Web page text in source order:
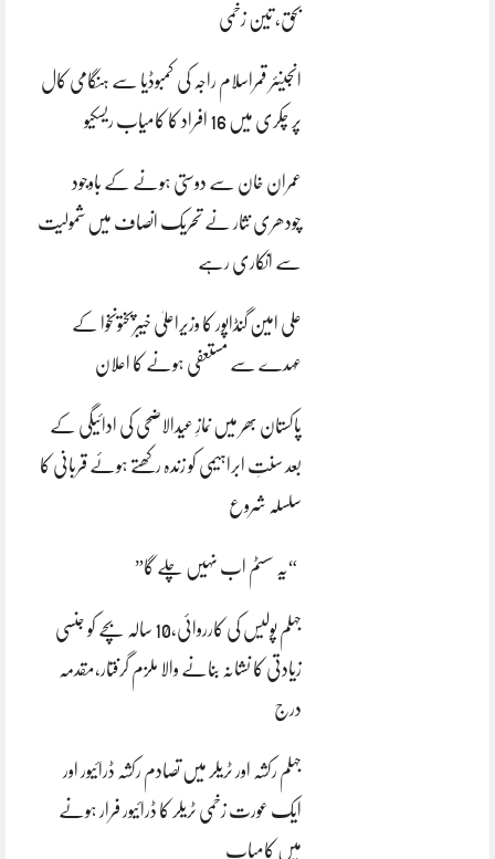
بحق، تین زخمی
انجینئر قمراسلام راجہ کی کمبوڈیا سے ہنگامی کال
پر چکری میں 16 افراد کا کامیاب ریسکیو
عمران خان سے دوستی ہونے کے باوجود
چودھری نثار نے تحریک انصاف میں شمولیت
سے انکاری رہے
علی امین گنڈاپور کا وزیراعلیٰ خیبرپختونخوا کے
عہدے سے مستعفی ہونے کا اعلان
پاکستان بھر میں نمازِ عیدالاضحی کی ادائیگی کے
بعد سنتِ ابراہیمی کو زندہ رکھتے ہوئے قربانی کا
سلسلہ شروع
“یہ سسٹم اب نہیں چلے گا”
جہلم پولیس کی کارروائی،10 سالہ بچے کو جنسی
زیادتی کا نشانہ بنانے والا ملزم گرفتار،مقدمہ
درج
جہلم رکشہ اور ٹریلر میں تصادم رکشہ ڈرائیور اور
ایک عورت زخمی ٹریلر کا ڈرائیور فرار ہونے
میں کامیاب